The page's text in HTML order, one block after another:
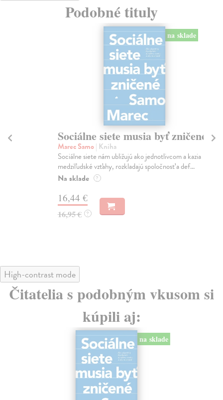
Podobné tituly
na sklade
Sociálne siete musia byť zničené
Marec Samo| Kniha
Sociálne siete nám ubližujú ako jednotlivcom a kazia
medziľudské vzťahy, rozkladajú spoločnosť a def...
Na sklade ?
16,44 €
?
High-contrast mode
Čitatelia s podobným vkusom si
kúpili aj:
na sklade